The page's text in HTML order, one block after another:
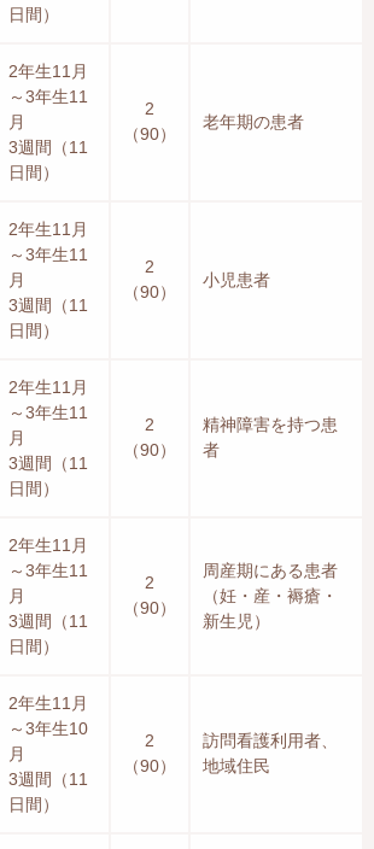
日間）
2年生11月
～3年生11
月
3週間（11
日間）
2
（90）
老年期の患者
2年生11月
～3年生11
月
3週間（11
日間）
2
（90）
小児患者
2年生11月
～3年生11
月
3週間（11
日間）
2
（90）
精神障害を持つ患
者
2年生11月
～3年生11
月
3週間（11
日間）
2
（90）
周産期にある患者
（妊・産・褥瘡・
新生児）
2年生11月
～3年生10
月
3週間（11
日間）
2
（90）
訪問看護利用者、
地域住民